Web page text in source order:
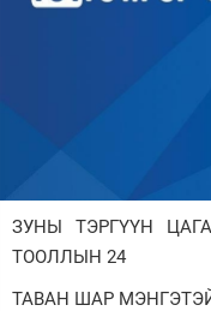
Нийгэм
ЗУНЫ ТЭРГҮҮН
ТООЛЛЫН 24
ТАВАН ШАР